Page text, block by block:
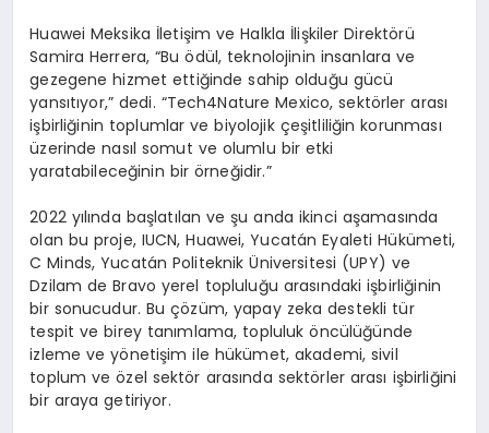
Huawei Meksika İletişim ve Halkla İlişkiler Direktörü
Samira Herrera, “Bu ödül, teknolojinin insanlara ve
gezegene hizmet ettiğinde sahip olduğu gücü
yansıtıyor,” dedi. “Tech4Nature Mexico, sektörler arası
işbirliğinin toplumlar ve biyolojik çeşitliliğin korunması
üzerinde nasıl somut ve olumlu bir etki
yaratabileceğinin bir örneğidir.”
2022 yılında başlatılan ve şu anda ikinci aşamasında
olan bu proje, IUCN, Huawei, Yucatán Eyaleti Hükümeti,
C Minds, Yucatán Politeknik Üniversitesi (UPY) ve
Dzilam de Bravo yerel topluluğu arasındaki işbirliğinin
bir sonucudur. Bu çözüm, yapay zeka destekli tür
tespit ve birey tanımlama, topluluk öncülüğünde
izleme ve yönetişim ile hükümet, akademi, sivil
toplum ve özel sektör arasında sektörler arası işbirliğini
bir araya getiriyor.